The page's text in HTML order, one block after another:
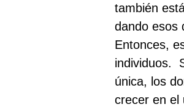
también
dando esos
Entonces,
individuos.
única, los
crecer en el